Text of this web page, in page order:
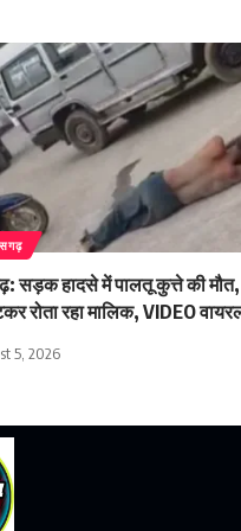
सड़क हादसे में पालतू कुत्ते की
रोता रहा मालिक, VIDEO
5, 2026